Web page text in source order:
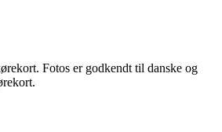
Fotos er godkendt til danske og